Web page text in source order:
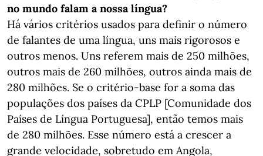
no mundo falam a nossa língua?
Há vários critérios usados para definir o número
de falantes de uma língua, uns mais rigorosos e
outros menos. Uns referem mais de 250 milhões,
outros mais de 260 milhões, outros ainda mais de
280 milhões. Se o critério-base for a soma das
populações dos países da CPLP [Comunidade dos
Países de Língua Portuguesa], então temos mais
de 280 milhões. Esse número está a crescer a
grande velocidade, sobretudo em Angola,